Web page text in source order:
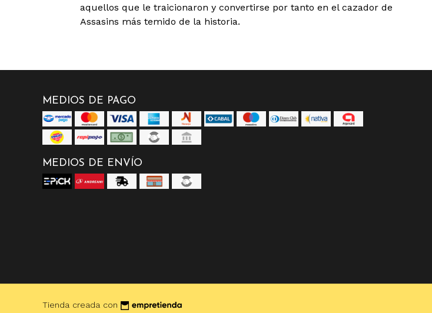
aquellos que le traicionaron y convertirse por tanto en el cazador de
Assasins más temido de la historia.
MEDIOS DE PAGO
MEDIOS DE ENVÍO
Tienda creada con